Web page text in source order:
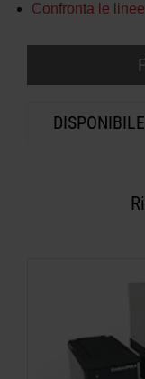
Confronta le
DISPONIBILE